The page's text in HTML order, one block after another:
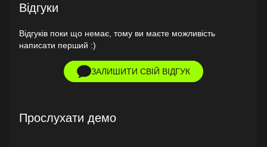
Відгуки
Відгуків поки що немає, тому ви маєте можливість
написати перший :)
ЗАЛИШИТИ СВІЙ ВІДГУК
Прослухати демо